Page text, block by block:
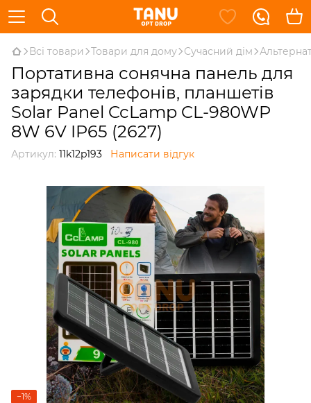
Всі товари Товари для дому Сучасний дім
Портативна сонячна панель для
зарядки телефонів, планшетів
Solar Panel CcLamp CL-980WP
8W 6V IP65 (2627)
Артикул: 11k12p193 Написати відгук
−1%